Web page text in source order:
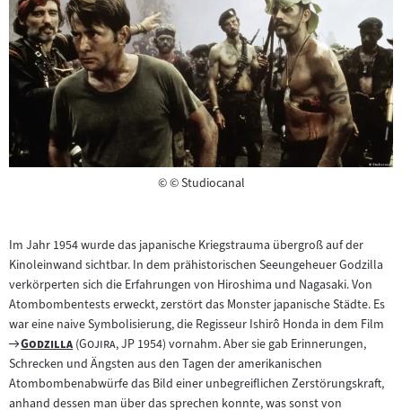
©Copyright
© Studiocanal
Im Jahr 1954 wurde das japanische Kriegstrauma übergroß auf der
Kinoleinwand sichtbar. In dem prähistorischen Seeungeheuer Godzilla
verkörperten sich die Erfahrungen von Hiroshima und Nagasaki. Von
Atombombentests erweckt, zerstört das Monster japanische Städte. Es
war eine naive Symbolisierung, die Regisseur Ishirô Honda in dem Film
Zum
Filmarchiv:
"
Godzilla"("Gojira", JP 1954) vornahm. Aber sie gab Erinnerungen,
Schrecken und Ängsten aus den Tagen der amerikanischen
Atombombenabwürfe das Bild einer unbegreiflichen Zerstörungskraft,
anhand dessen man über das sprechen konnte, was sonst von